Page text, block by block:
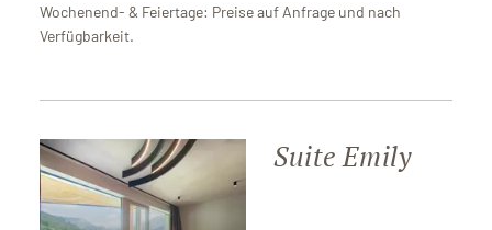
Wochenend- & Feiertage: Preise auf Anfrage und nach
Verfügbarkeit.
Suite Emily